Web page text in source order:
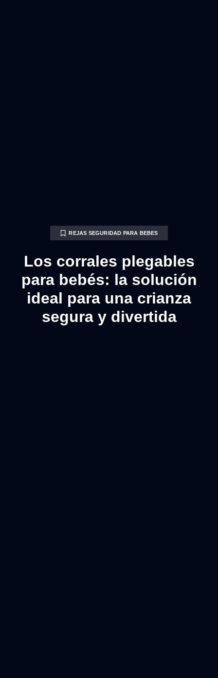
REJAS SEGURIDAD PARA BEBES
Los corrales plegables
para bebés: la solución
ideal para una crianza
segura y divertida